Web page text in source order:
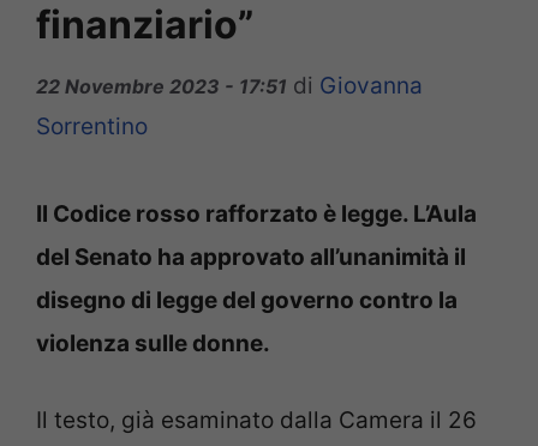
finanziario”
22 Novembre 2023 - 17:51 di Giovanna
Sorrentino
Il Codice rosso rafforzato è legge. L’Aula
del Senato ha approvato all’unanimità il
disegno di legge del governo contro la
violenza sulle donne.
Il testo, già esaminato dalla Camera il 26